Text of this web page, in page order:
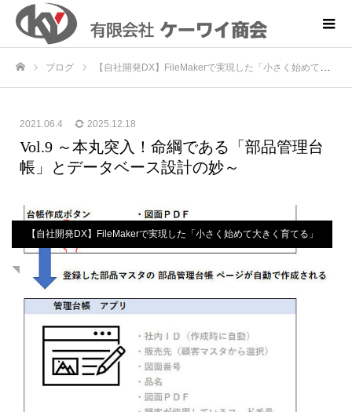
ブログ 【自社開発DX】FileMakerで実現した「小さく始めて大きく育てる」販売管理システム刷新プロジェクト
2021.06.4 2025.12.18
Vol.9 ～本丸突入！命綱である「部品管理台
帳」とデータベース設計の妙～
【自社開発DX】FileMakerで実現した「小さく始めて大きく育てる」